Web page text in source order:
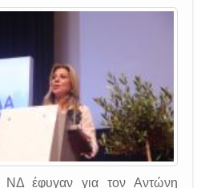
ΝΔ έφυγαν για τον Αντώνη